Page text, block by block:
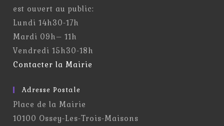
est ouvert au public:
Lundi 14h30-17h
Mardi 09h– 11h
Vendredi 15h30-18h
Contacter la Mairie
Adresse Postale
Place de la Mairie
10100 Ossey-Les-Trois-Maisons